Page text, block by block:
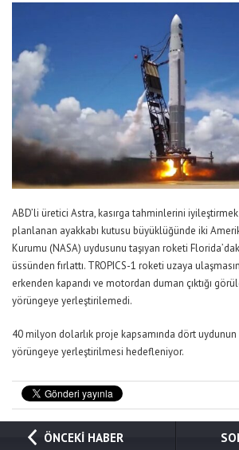
ABD’li üretici Astra, kasırga tahminlerini
planlanan ayakkabı kutusu büyüklüğünde iki
Kurumu (NASA) uydusunu taşıyan roketi
üssünden fırlattı. TROPICS-1 roketi uzaya
erkenden kapandı ve motordan duman çıktığı
yörüngeye yerleştirilemedi.
40 milyon dolarlık proje kapsamında dört uydunun
yörüngeye yerleştirilmesi hedefleniyor.
ÖNCEKİ HABER